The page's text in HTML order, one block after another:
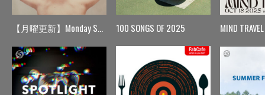
【月曜更新】Monday Spin 100 SONGS OF 2025 MIND TRAVEL